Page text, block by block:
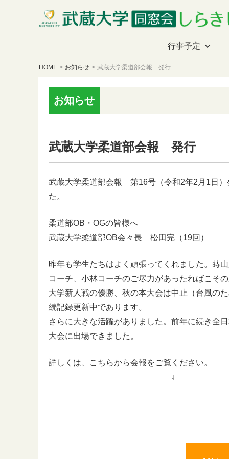
行事予定
HOME > お知らせ > 武蔵大学柔道部会報 発行
お知らせ
武蔵大学柔道部会報 発行
武蔵大学柔道部会報 第16号（令和2年2月1日）
た。
柔道部OB・OGの皆様へ
武蔵大学柔道部OB会々長 松田完（19回）
昨年も学生たちはよく頑張ってくれました。蒔
コーチ、小林コーチのご尽力があったればこそ
大学新人戦の優勝、秋の本大会は中止（台風の
続記録更新中であります。
さらに大きな活躍がありました。前年に続き全
大会に出場できました。
詳しくは、こちらから会報をご覧ください。
↓